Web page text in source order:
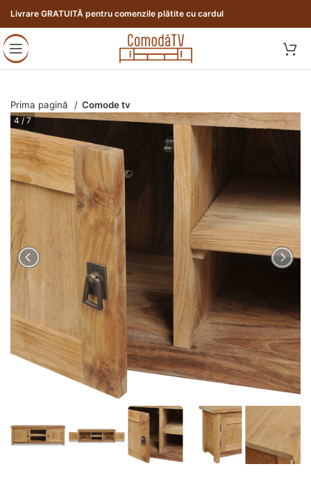
Livrare GRATUITĂ pentru comenzile plătite cu cardul
Prima pagină Comode tv
4 / 7